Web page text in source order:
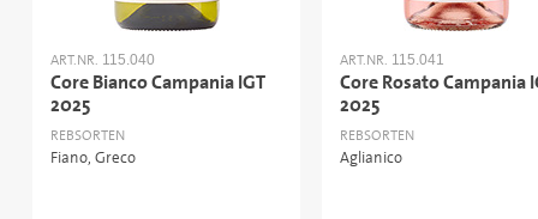
ART.NR. 115.040
Core Bianco Campania IGT
2025
REBSORTEN
Fiano, Greco
ART.NR. 115.041
Core Rosato Campania
2025
REBSORTEN
Aglianico